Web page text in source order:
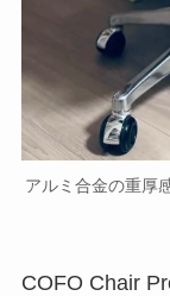
アルミ合金の重厚
COFO Chair